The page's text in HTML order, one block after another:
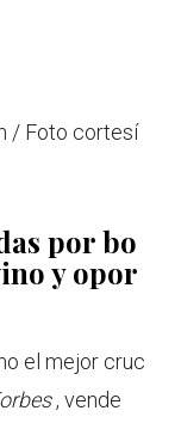
/ Foto cortesí
por bo
y opor
el mejor cruc
, vende